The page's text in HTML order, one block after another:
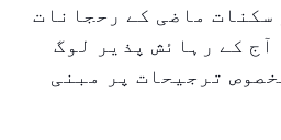
سکنات ماضی کے رحجانات
آج کے رہائش پذیر لوگ
ترجیحات پر مبنی